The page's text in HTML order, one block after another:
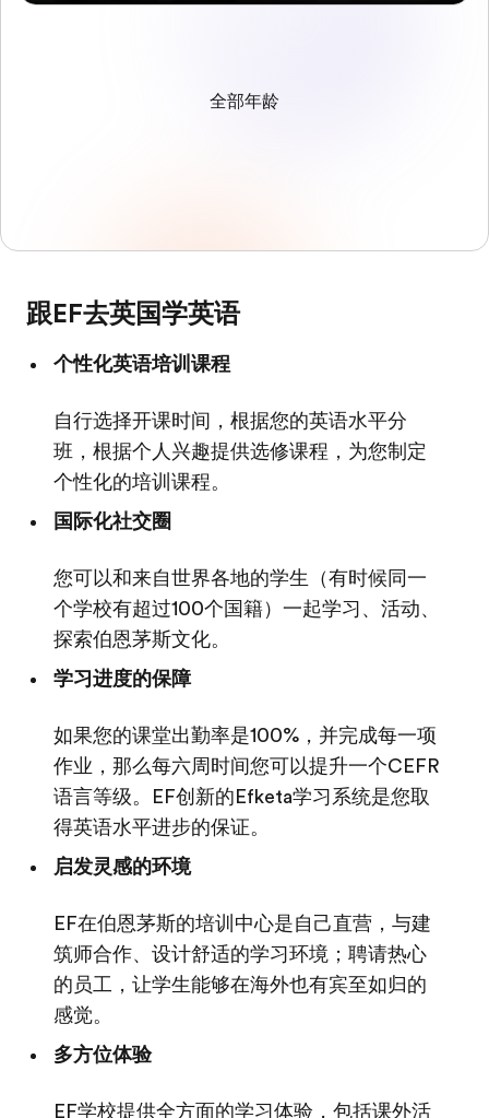
全部年龄
跟EF去英国学英语
个性化英语培训课程
自行选择开课时间，根据您的英语水平分
班，根据个人兴趣提供选修课程，为您制定
个性化的培训课程。
国际化社交圈
您可以和来自世界各地的学生（有时候同一
个学校有超过100个国籍）一起学习、活动、
探索伯恩茅斯文化。
学习进度的保障
如果您的课堂出勤率是100%，并完成每一项
作业，那么每六周时间您可以提升一个CEFR
语言等级。EF创新的Efketa学习系统是您取
得英语水平进步的保证。
启发灵感的环境
EF在伯恩茅斯的培训中心是自己直营，与建
筑师合作、设计舒适的学习环境；聘请热心
的员工，让学生能够在海外也有宾至如归的
感觉。
多方位体验
EF学校提供全方面的学习体验，包括课外活